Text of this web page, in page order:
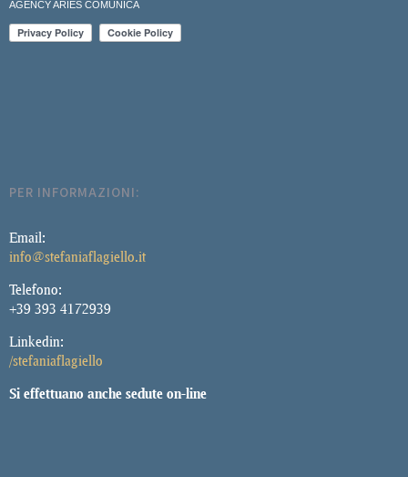
AGENCY ARIES COMUNICA
PER INFORMAZIONI:
Email:
info@stefaniaflagiello.it
Telefono:
+39 393 4172939
Linkedin:
/stefaniaflagiello
Si effettuano anche sedute on-line